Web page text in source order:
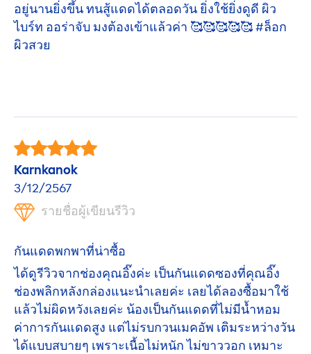
อยู่นานยิ่งขึ้น ทนสู้แดดได้ตลอดวัน ยิ่งใช้ยิ่งดูดี ผิว
ไบร์ท ออร่าจับ มงต้องเข้าแล้วค่า 🥰🥰🥰🥰🥰 #ล็อก
ผิวสวย
Karnkanok
3/12/2567
รายชื่อผู้เขียนรีวิว
กันแดดพกพาที่น่าซื้อ
ได้ดูรีวิวจากช่องคุณอิ๊งค่ะ เป็นกันแดดซองที่คุณอิ๊ง
ช่องพลิกหลังกล่องแนะนำเลยค่ะ เลยได้ลองซื้อมาใช้
แล้วไม่ผิดหวังเลยค่ะ น้องเป็นกันแดดที่ไม่มีน้ำหอม
ค่าการกันแดดสูง แต่ไม่รบกวนเมคอัพ เติมระหว่างวัน
ได้แบบสบายๆ เพราะเนื้อไม่หนัก ไม่ขาววอก เหมาะ